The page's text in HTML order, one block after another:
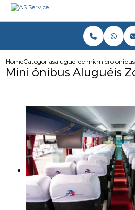
HomeCategoriasaluguel de micro onibus
micro
Mini ônibus Aluguéis